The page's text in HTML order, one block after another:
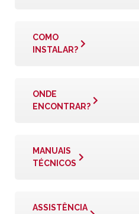
COMO
INSTALAR?
ONDE
ENCONTRAR?
MANUAIS
TÉCNICOS
ASSISTÊNCIA